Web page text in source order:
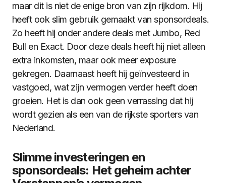
maar dit is niet de enige bron van zijn rijkdom. Hij
heeft ook slim gebruik gemaakt van sponsordeals.
Zo heeft hij onder andere deals met Jumbo, Red
Bull en Exact. Door deze deals heeft hij niet alleen
extra inkomsten, maar ook meer exposure
gekregen. Daarnaast heeft hij geïnvesteerd in
vastgoed, wat zijn vermogen verder heeft doen
groeien. Het is dan ook geen verrassing dat hij
wordt gezien als een van de rijkste sporters van
Nederland.
Slimme investeringen en
sponsordeals: Het geheim achter